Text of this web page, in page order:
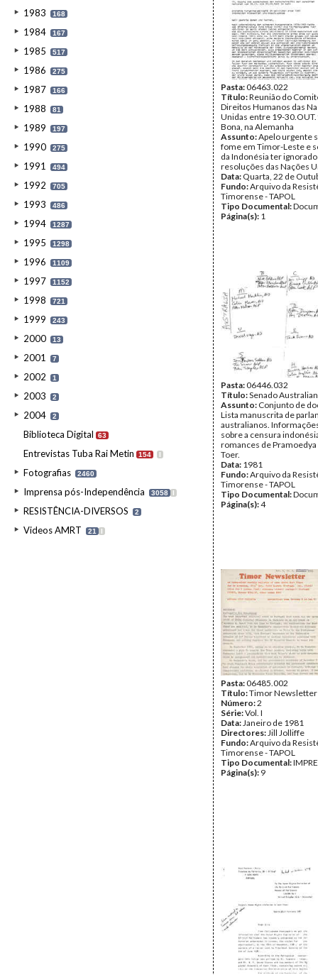
1983 168
1984 167
1985 517
1986 275
1987 166
1988 81
1989 197
1990 275
1991 494
1992 705
1993 486
1994 1287
1995 1298
1996 1109
1997 1152
1998 721
1999 243
2000 13
2001 7
2002 1
2003 2
2004 2
Biblioteca Digital 63
Entrevistas Tuba Rai Metin 154 I
Fotografias 2460
Imprensa pós-Independência 3058 I
RESISTÊNCIA-DIVERSOS 2
Videos AMRT 21 I
Pasta:06463.022
Título:Reunião do
Direitos Humanos das
Unidas entre 19-
Bona, na Alemanha
Assunto:Apelo urgente
fome em Timor-Leste e
da Indonésia ter ignorado
resoluções das Nações
Data: Quarta, 22 de
Fundo:Arquivo da
Timorense - TAPOL
Tipo Documental:
Página(s): 1
Pasta:06446.032
Título:Senado
Assunto: Conjunto de
Lista manuscrita de
australianos.
sobre a censura
romances de Pramoedya
Toer.
Data: 1981
Fundo:Arquivo da
Timorense - TAPOL
Tipo Documental:
Página(s):4
Pasta:06485.002
Título:Timor Newsletter
Número:2
Série:Vol. I
Data:Janeiro de 1981
Directores:Jill Jolliffe
Fundo:Arquivo da
Timorense - TAPOL
Tipo Documental:
Página(s): 9